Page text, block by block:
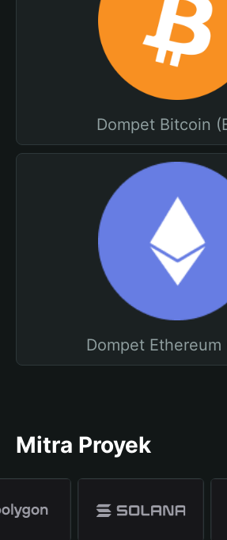
Dompet Bitcoin
Dompet Ethereum
Mitra Proyek